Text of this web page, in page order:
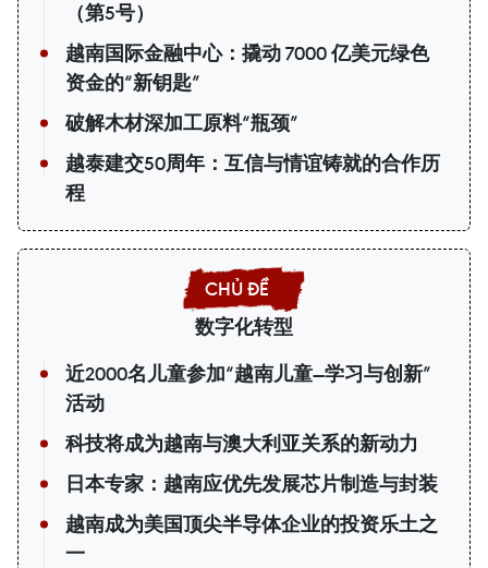
（第5号）
越南国际金融中心：撬动 7000 亿美元绿色
资金的“新钥匙”
破解木材深加工原料“瓶颈”
越泰建交50周年：互信与情谊铸就的合作历
程
数字化转型
近2000名儿童参加“越南儿童—学习与创新”
活动
科技将成为越南与澳大利亚关系的新动力
日本专家：越南应优先发展芯片制造与封装
越南成为美国顶尖半导体企业的投资乐土之
一